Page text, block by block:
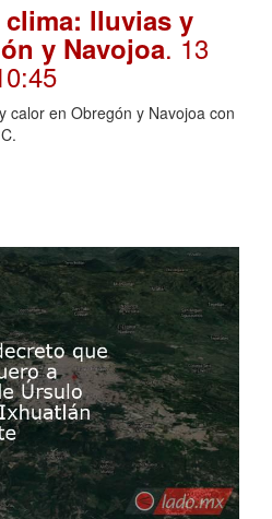
lluvias y
y Navojoa. 13
calor en Obregón y Navojoa con